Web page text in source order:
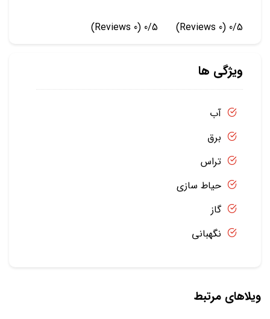
0/5
(0 Reviews)
0/5
(0 Reviews)
ویژگی ها
آب
برق
تراس
حیاط سازی
گاز
نگهبانی
ویلاهای مرتبط